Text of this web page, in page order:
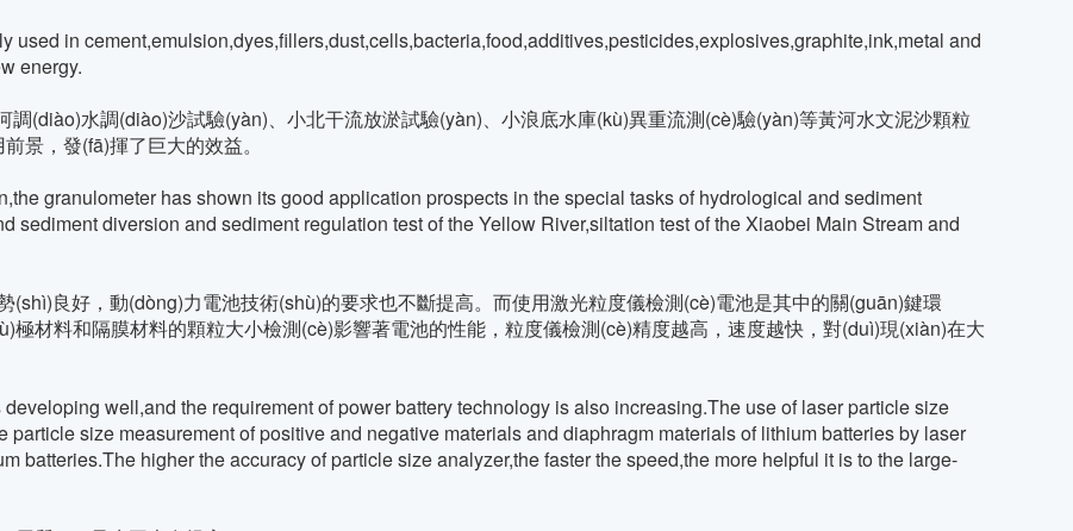
in cement,emulsion,dyes,fillers,dust,cells,bacteria,food,additives,pesticides,explosives,graphite,ink,metal and
energy.
(diào)水調(diào)沙試驗(yàn)、小北干流放淤試驗(yàn)、小浪底水庫(kù)異重流測(cè)驗(yàn)等黃河水文泥沙顆粒
，發(fā)揮了巨大的效益。
granulometer has shown its good application prospects in the special tasks of hydrological and sediment
sediment diversion and sediment regulation test of the Yellow River,siltation test of the Xiaobei Main Stream and
好，動(dòng)力電池技術(shù)的要求也不斷提高。而使用激光粒度儀檢測(cè)電池是其中的關(guān)鍵環
極材料和隔膜材料的顆粒大小檢測(cè)影響著電池的性能，粒度儀檢測(cè)精度越高，速度越快，對(duì)現(xiàn)在大
well,and the requirement of power battery technology is also increasing.The use of laser particle size
size measurement of positive and negative materials and diaphragm materials of lithium batteries by laser
batteries.The higher the accuracy of particle size analyzer,the faster the speed,the more helpful it is to the large-